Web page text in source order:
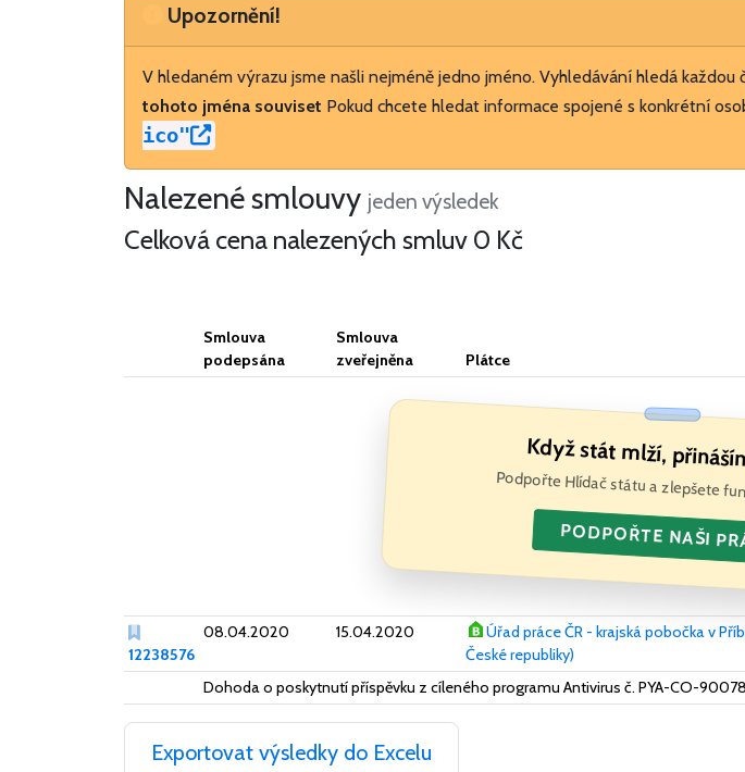
Upozornění
Upozornění!
V hledaném výrazu jsme našli nejméně jedno jméno. Vyhledávání hledá každou
tohoto jména souviset Pokud chcete hledat informace spojené s konkrétní
ico"
Nalezené smlouvy jeden výsledek
Celková cena nalezených smluv 0 Kč
Smlouva
podepsána
Smlouva
zveřejněna
Plátce
Když stát mlží,
Podpořte Hlídač státu a zlepšete
PODPOŘTE NAŠI
12238576
08.04.2020 15.04.2020
Úřad práce ČR - krajská pobočka v
České republiky)
Dohoda o poskytnutí příspěvku z cíleného programu Antivirus č. PYA-CO-
Exportovat výsledky do Excelu